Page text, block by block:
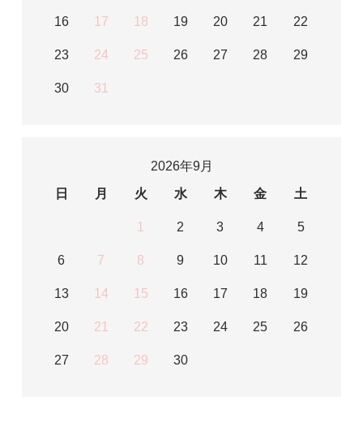
16 17 18 19 20 21 22
23 24 25 26 27 28 29
30 31
2026年9月
日
月 火 水 木 金 土
1 2 3 4 5
6 7 8 9 10 11 12
13 14 15 16 17 18 19
20 21 22 23 24 25 26
27 28 29 30